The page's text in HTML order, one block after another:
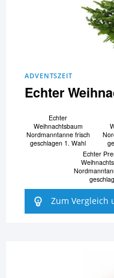
ADVENTSZEIT
Echter
Echter
Weihnachtsbaum
Nordmanntanne frisch
geschlagen 1. Wahl
Echter
Zum Vergleich